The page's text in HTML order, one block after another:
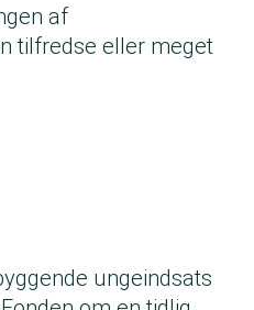
af
tilfredse eller meget
ungeindsats